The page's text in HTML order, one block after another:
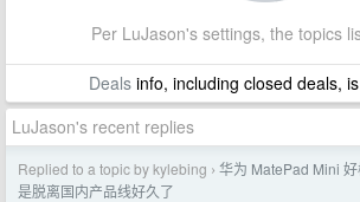
Per LuJason's settings, the topics
Dealsinfo, including closed deals,
LuJason's recent replies
Replied to a topic by kylebing › 华为 MatePad Mini
是脱离国内产品线好久了